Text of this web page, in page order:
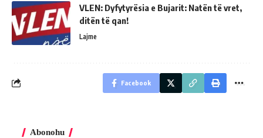
VLEN: Dyfytyrësia e Bujarit: Natën të vret,
ditën të qan!
Lajme
Facebook
Abonohu